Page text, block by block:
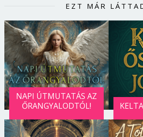
EZT MÁR
NAPI ÚTMUTATÁS AZ
ŐRANGYALODTÓL!